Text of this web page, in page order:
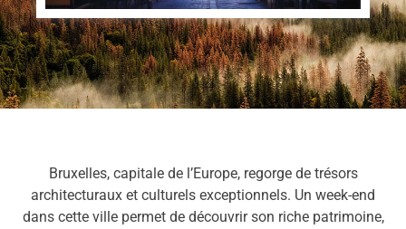
Bruxelles, capitale de l’Europe, regorge de trésors
architecturaux et culturels exceptionnels. Un week-end
dans cette ville permet de découvrir son riche patrimoine,